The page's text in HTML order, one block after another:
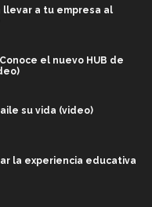
llevar a tu empresa al
el nuevo HUB de
su vida (video)
la experiencia educativa